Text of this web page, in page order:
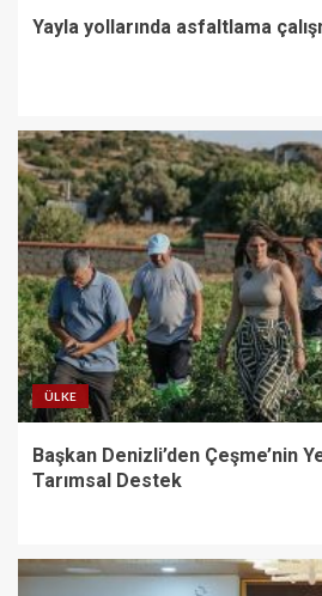
Yayla yollarında asfaltlama
ÜLKE
Başkan Denizli’den Çeşme’nin
Tarımsal Destek